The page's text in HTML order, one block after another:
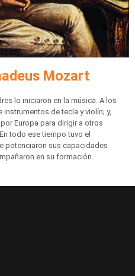
Mozart
lo iniciaron en la música. A los
instrumentos de tecla y violín; y,
Europa para dirigir a otros
todo ese tiempo tuvo el
potenciaron sus capacidades
en su formación.